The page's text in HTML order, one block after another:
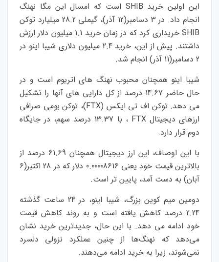
این اولین خرید SHIB است که امسال این مگا نهنگ
انجام داد. در 3 دسامبر(12 آذر)، گیملی 28.2 میلیارد توکن
SHIB
خریداری کرد که در زمان خرید 1.1 میلیون دلار ارزش
داشتند. پیش از این، خرید 2.4 میلیون دلاری شیبا اینو در
2 دسامبر(11 آذر) انجام شد.
شیبا اینو همچنان محبوب نهنگ های اتریوم است و در
حال حاضر 14.67 درصد از کل دارایی های آنها را تشکیل
می دهد. توکن اف تی ایکس (FTX)، توکن بومی صرافی
ارزهای دیجیتالFTX
، با 13.37 درصد سهم، در جایگاه
دوم قرار دارد.
با این اوصاف، این ارز دیجیتال همچنان 61.69 درصد از
بالاترین قیمت خود یعنی 0.00008616 دلار که در 28 اکتبر(6
آبان) به دست آمد، پایین تر است.
دومین میم کوین بزرگ، شیبا اینو، در 24 ساعت گذشته
2.24 درصد کاهش یافته است و به روند کاهش قیمت
خود ادامه می دهد. با این حال، جدیدترین خرید نشان
می‌دهد که نهنگ‌ها از چنین عملکرد نزولی دلسرد
نمی‌شوند، زیرا به خرید ادامه می‌دهند.